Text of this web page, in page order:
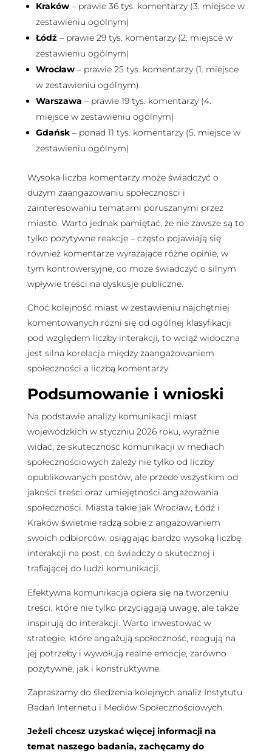
Kraków– prawie 36 tys. komentarzy (3. miejsce w
zestawieniu ogólnym)
Łódź – prawie 29 tys. komentarzy (2. miejsce w
zestawieniu ogólnym)
Wrocław – prawie 25 tys. komentarzy (1. miejsce
w zestawieniu ogólnym)
Warszawa – prawie 19 tys. komentarzy (4.
miejsce w zestawieniu ogólnym)
Gdańsk – ponad 11 tys. komentarzy (5. miejsce w
zestawieniu ogólnym)
Wysoka liczba komentarzy może świadczyć o
dużym zaangażowaniu społeczności i
zainteresowaniu tematami poruszanymi przez
miasto. Warto jednak pamiętać, że nie zawsze są to
tylko pozytywne reakcje – często pojawiają się
również komentarze wyrażające różne opinie, w
tym kontrowersyjne, co może świadczyć o silnym
wpływie treści na dyskusje publiczne.
Choć kolejność miast w zestawieniu najchętniej
komentowanych różni się od ogólnej klasyfikacji
pod względem liczby interakcji, to wciąż widoczna
jest silna korelacja między zaangażowaniem
społeczności a liczbą komentarzy.
Podsumowanie i wnioski
Na podstawie analizy komunikacji miast
wojewódzkich w styczniu 2026 roku, wyraźnie
widać, że skuteczność komunikacji w mediach
społecznościowych zależy nie tylko od liczby
opublikowanych postów, ale przede wszystkim od
jakości treści oraz umiejętności angażowania
społeczności. Miasta takie jak Wrocław, Łódź i
Kraków świetnie radzą sobie z angażowaniem
swoich odbiorców, osiągając bardzo wysoką liczbę
interakcji na post, co świadczy o skutecznej i
trafiającej do ludzi komunikacji.
Efektywna komunikacja opiera się na tworzeniu
treści, które nie tylko przyciągają uwagę, ale także
inspirują do interakcji. Warto inwestować w
strategie, które angażują społeczność, reagują na
jej potrzeby i wywołują realne emocje, zarówno
pozytywne, jak i konstruktywne.
Zapraszamy do śledzenia kolejnych analiz Instytutu
Badań Internetu i Mediów Społecznościowych.
Jeżeli chcesz uzyskać więcej informacji na
temat naszego badania, zachęcamy do